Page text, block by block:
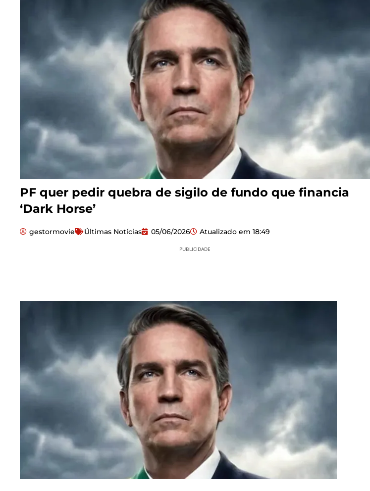
PF quer pedir quebra de sigilo de fundo que financia
‘Dark Horse’
gestormovie Últimas Notícias 05/06/2026 Atualizado em 18:49
PUBLICIDADE